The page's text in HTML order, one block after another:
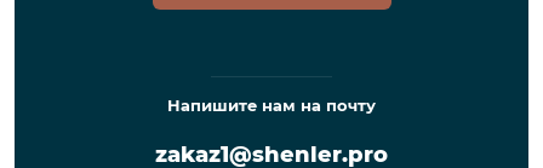
Напишите нам на почту
zakaz1@shenler.pro